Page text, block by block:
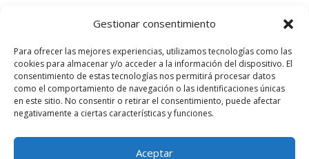
Gestionar consentimiento
Para ofrecer las mejores experiencias, utilizamos tecnologías como las
cookies para almacenar y/o acceder a la información del dispositivo. El
consentimiento de estas tecnologías nos permitirá procesar datos
como el comportamiento de navegación o las identificaciones únicas
en este sitio. No consentir o retirar el consentimiento, puede afectar
negativamente a ciertas características y funciones.
Aceptar
stakeholders en 2025: La clave de la
3 de noviembre de 2025 09:00
Comentarios recientes